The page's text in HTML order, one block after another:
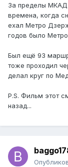
За пределы МКАД
времена, когда
ехал Метро
годов было
Был ещё 93
тоже проходил
делал круг по
P.S. Фильм этот
назад...